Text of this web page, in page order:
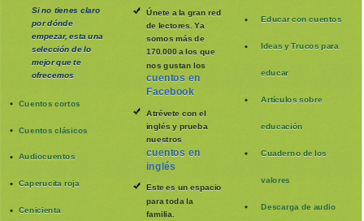
Si no tienes claro
por dónde
empezar, esta una
selección de lo
mejor que te
ofrecemos
Cuentos cortos
Cuentos clásicos
Audiocuentos
Caperucita roja
Cenicienta
Únete a la gran red
de lectores. Ya
somos más de
170.000 a los que
nos gustan los
cuentos en
Facebook
Atrévete con el
inglés y prueba
nuestros
cuentos en
inglés
Este es un espacio
para toda la
familia
Educar con cuentos
Ideas y Trucos para
educar
Artículos sobre
educación
Cuaderno de los
valores
Descarga de audio